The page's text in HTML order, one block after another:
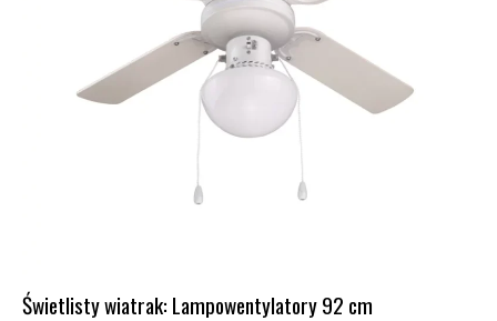
Świetlisty wiatrak: Lampowentylatory 92 cm